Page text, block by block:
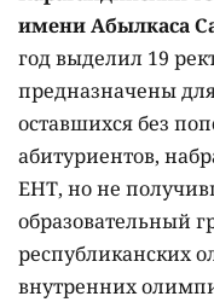
имени Абылкаса
год выделил 19
предназначены
оставшихся без
абитуриентов,
ЕНТ, но не
образовательный
республиканских
внутренних